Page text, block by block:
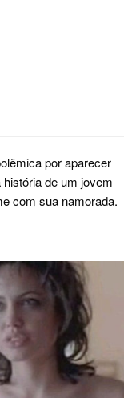
por aparecer
de um jovem
com sua namorada.